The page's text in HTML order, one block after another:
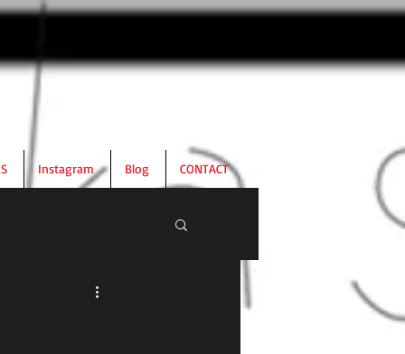
Instagram Blog CONTACT